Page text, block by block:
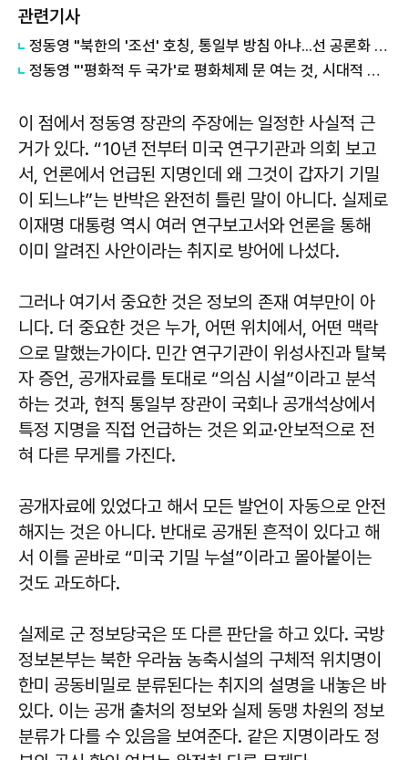
관련기사
정동영 "북한의 '조선' 호칭, 통일부 방침 아냐...선 공론화 먼저"
정동영 "'평화적 두 국가'로 평화체제 문 여는 것, 시대적 책무"
이 점에서 정동영 장관의 주장에는 일정한 사실적 근
거가 있다. “10년 전부터 미국 연구기관과 의회 보고
서, 언론에서 언급된 지명인데 왜 그것이 갑자기 기밀
이 되느냐”는 반박은 완전히 틀린 말이 아니다. 실제로
이재명 대통령 역시 여러 연구보고서와 언론을 통해
이미 알려진 사안이라는 취지로 방어에 나섰다.
그러나 여기서 중요한 것은 정보의 존재 여부만이 아
니다. 더 중요한 것은 누가, 어떤 위치에서, 어떤 맥락
으로 말했는가이다. 민간 연구기관이 위성사진과 탈북
자 증언, 공개자료를 토대로 “의심 시설”이라고 분석
하는 것과, 현직 통일부 장관이 국회나 공개석상에서
특정 지명을 직접 언급하는 것은 외교·안보적으로 전
혀 다른 무게를 가진다.
공개자료에 있었다고 해서 모든 발언이 자동으로 안전
해지는 것은 아니다. 반대로 공개된 흔적이 있다고 해
서 이를 곧바로 “미국 기밀 누설”이라고 몰아붙이는
것도 과도하다.
실제로 군 정보당국은 또 다른 판단을 하고 있다. 국방
정보본부는 북한 우라늄 농축시설의 구체적 위치명이
한미 공동비밀로 분류된다는 취지의 설명을 내놓은 바
있다. 이는 공개 출처의 정보와 실제 동맹 차원의 정보
분류가 다를 수 있음을 보여준다. 같은 지명이라도 정